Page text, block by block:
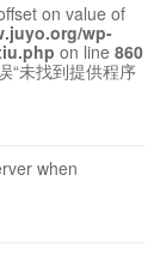
on value of
wp-
on line 860
“未找到提供程序
when